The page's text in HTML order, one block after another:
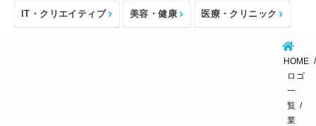
IT・クリエイティブ 美容・健康 医療・クリニック
HOME
ロゴ
一
覧
業